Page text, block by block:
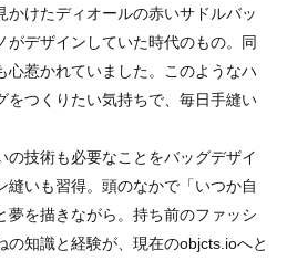
かけたディオールの赤いサドルバッ
がデザインしていた時代のもの。同
心惹かれていました。このようなハ
をつくりたい気持ちで、毎日手縫い
の技術も必要なことをバッグデザイ
縫いも習得。頭のなかで「いつか自
夢を描きながら。持ち前のファッシ
の知識と経験が、現在のobjcts.ioへと